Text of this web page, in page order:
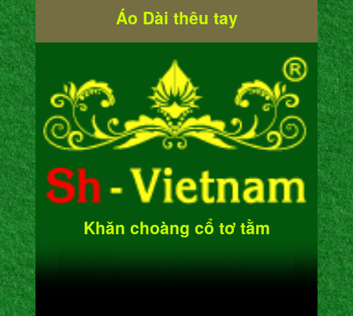
Áo Dài thêu tay
Khăn choàng cổ tơ tằm